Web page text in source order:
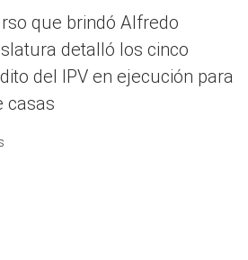
que brindó Alfredo
detalló los cinco
del IPV en ejecución para
casas